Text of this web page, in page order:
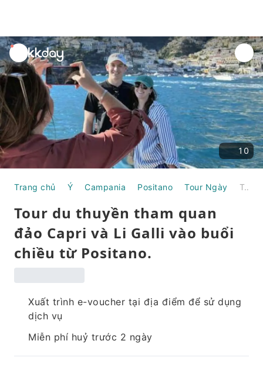
unread
notifications
10
Trang chủ Ý Campania Positano Tour Ngày Tour du thuyền tham quan đảo Capri và Li Galli vào buổi chiều từ Positano.
Tour du thuyền tham quan
đảo Capri và Li Galli vào buổi
chiều từ Positano.
Xuất trình e-voucher tại địa điểm để sử dụng
dịch vụ
Miễn phí huỷ trước 2 ngày